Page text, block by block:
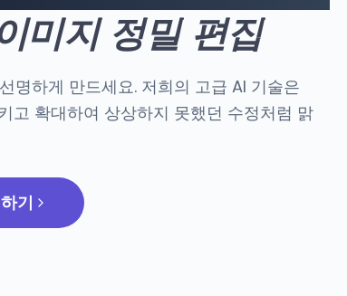
미지 정밀 편집
명하게 만드세요. 저희의 고급 AI 기술은
고 확대하여 상상하지 못했던 수정처럼 맑
기